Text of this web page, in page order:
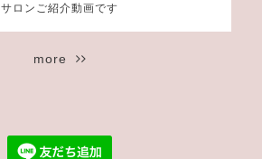
サロンご紹介動画です
more